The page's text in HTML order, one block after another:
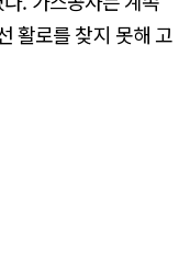
활로를 찾지 못해 고